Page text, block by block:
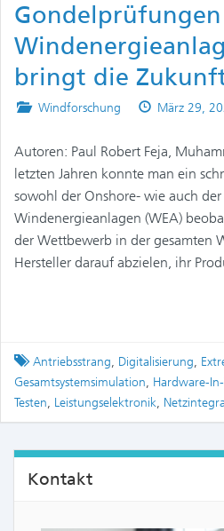
bringt die
Posted
Windforschung
Published
März 29,
Autoren: Paul Robert Feja,
letzten Jahren konnte man ein
sowohl der Onshore- wie auch
Windenergieanlagen (WEA)
der Wettbewerb in der gesamten
Hersteller darauf abzielen, ihr
Tagged
Antriebsstrang, Digitalisierung,
Gesamtsystemsimulation, Hardware-
Testen, Leistungselektronik,
Kontakt